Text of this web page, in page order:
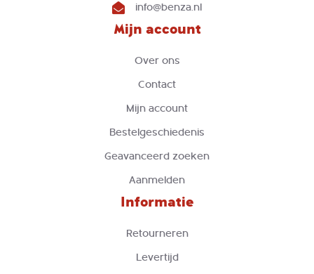
info@benza.nl
Mijn account
Over ons
Contact
Mijn account
Bestelgeschiedenis
Geavanceerd zoeken
Aanmelden
Informatie
Retourneren
Levertijd